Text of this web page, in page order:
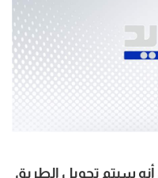
أنه سيتم تحويل الطريق